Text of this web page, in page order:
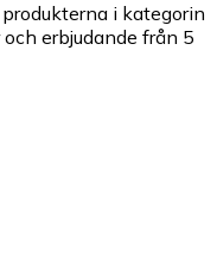
i kategorin
erbjudande från 5